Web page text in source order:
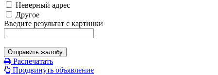
Неверный адрес
Другое
Введите результат с картинки
Отправить жалобу
Распечатать
Продвинуть объявление